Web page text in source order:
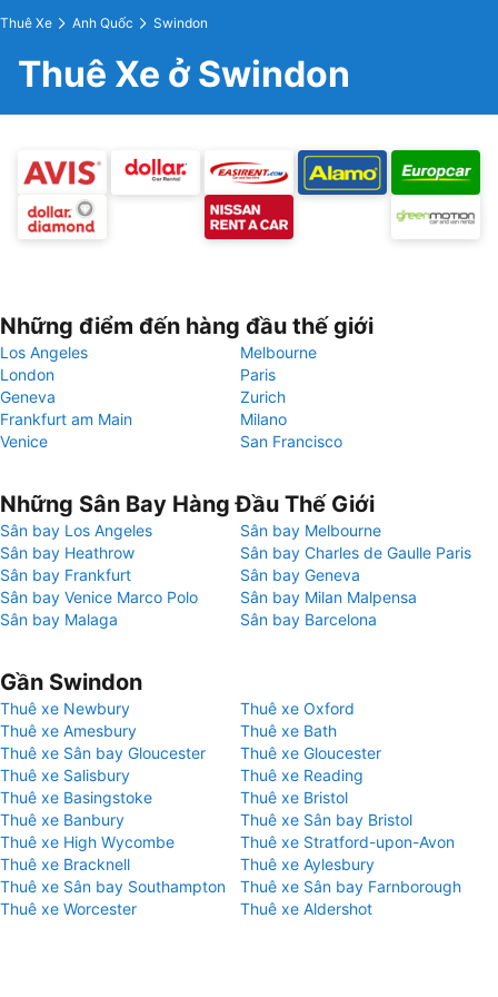
Thuê Xe Anh Quốc Swindon
Thuê Xe ở Swindon
Những điểm đến hàng đầu thế giới
Los Angeles
Melbourne
London
Paris
Geneva
Zurich
Frankfurt am Main
Milano
Venice
San Francisco
Những Sân Bay Hàng Đầu Thế Giới
Sân bay Los Angeles
Sân bay Melbourne
Sân bay Heathrow
Sân bay Charles de Gaulle Paris
Sân bay Frankfurt
Sân bay Geneva
Sân bay Venice Marco Polo
Sân bay Milan Malpensa
Sân bay Malaga
Sân bay Barcelona
Gần Swindon
Thuê xe Newbury
Thuê xe Oxford
Thuê xe Amesbury
Thuê xe Bath
Thuê xe Sân bay Gloucester
Thuê xe Gloucester
Thuê xe Salisbury
Thuê xe Reading
Thuê xe Basingstoke
Thuê xe Bristol
Thuê xe Banbury
Thuê xe Sân bay Bristol
Thuê xe High Wycombe
Thuê xe Stratford-upon-Avon
Thuê xe Bracknell
Thuê xe Aylesbury
Thuê xe Sân bay Southampton
Thuê xe Sân bay Farnborough
Thuê xe Worcester
Thuê xe Aldershot